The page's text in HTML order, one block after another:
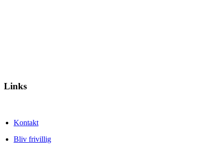
Links
Kontakt
Bliv frivillig